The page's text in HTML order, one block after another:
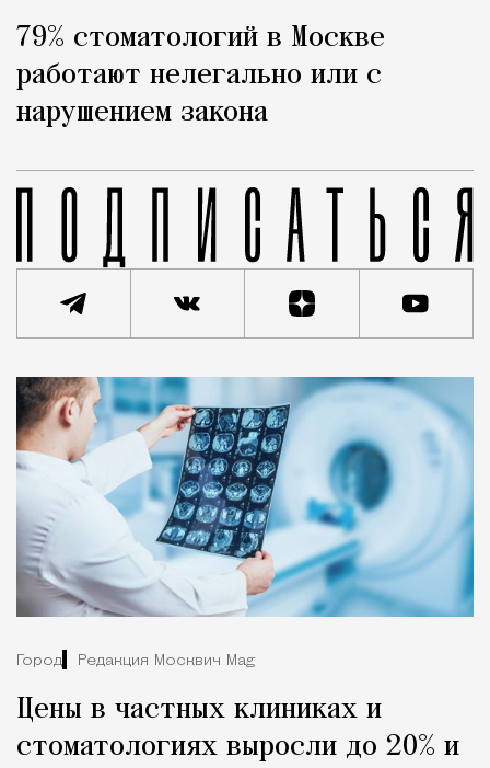
79% стоматологий в Москве
работают нелегально или с
нарушением закона
Город Редакция Москвич Mag
Цены в частных клиниках и
стоматологиях выросли до 20% и